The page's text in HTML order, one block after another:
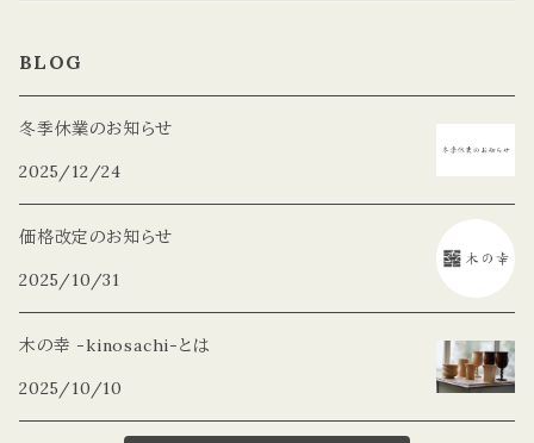
バスボム
BLOG
冬季休業のお知らせ
2025/12/24
価格改定のお知らせ
2025/10/31
木の幸 -kinosachi-とは
2025/10/10